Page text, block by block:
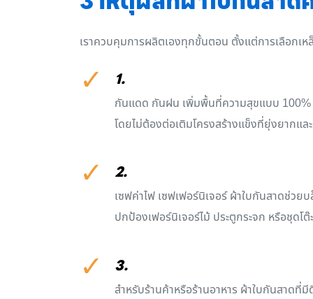
เราควบคุมการผลิตเองทุกขั้นตอน ตั้งแต่การเลือกเ
✓ 1.
กันแดด กันฝน เพิ่มพื้นที่ความสุขแบบ 100%
โดยไม่ต้องต่อเติมโครงสร้างแข็งที่ยุ่งยากแล
✓ 2.
เซฟค่าไฟ เซฟเฟอร์นิเจอร์ ผ้าใบกันสาดช่ว
ปกป้องเฟอร์นิเจอร์ไม้ ประตูกระจก หรือชุดโ
✓ 3.
สำหรับร้านค้าหรือร้านอาหาร ผ้าใบกันสาด